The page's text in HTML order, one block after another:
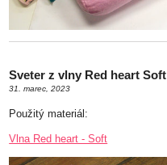
Sveter z vlny Red heart Soft
31. marec, 2023
Použitý materiál:
Vlna Red heart - Soft